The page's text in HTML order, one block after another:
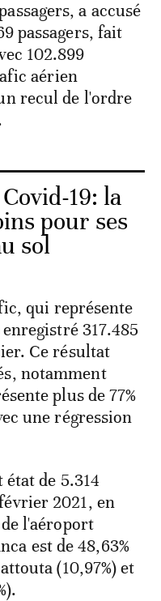
a accusé
passagers, fait
102.899
aérien
recul de l'ordre
19: la
pour ses
sol
qui représente
317.485
Ce résultat
notamment
plus de 77%
une régression
de 5.314
2021, en
l'aéroport
est de 48,63%
(10,97%) et